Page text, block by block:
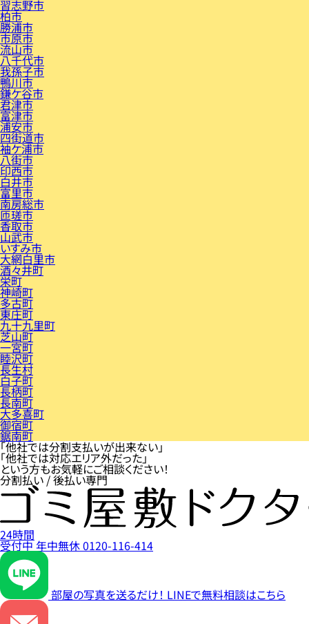
習志野市
柏市
勝浦市
市原市
流山市
八千代市
我孫子市
鴨川市
鎌ケ谷市
君津市
富津市
浦安市
四街道市
袖ケ浦市
八街市
印西市
白井市
富里市
南房総市
匝瑳市
香取市
山武市
いすみ市
大網白里市
酒々井町
栄町
神崎町
多古町
東庄町
九十九里町
芝山町
一宮町
睦沢町
長生村
白子町
長柄町
長南町
大多喜町
御宿町
鋸南町
「他社では分割支払いが出来ない」
「他社では対応エリア外だった」
という方もお気軽にご相談ください！
分割払い / 後払い専門
24時間
受付中年中無休0120-116-414
部屋の写真を送るだけ！ LINEで無料相談はこちら